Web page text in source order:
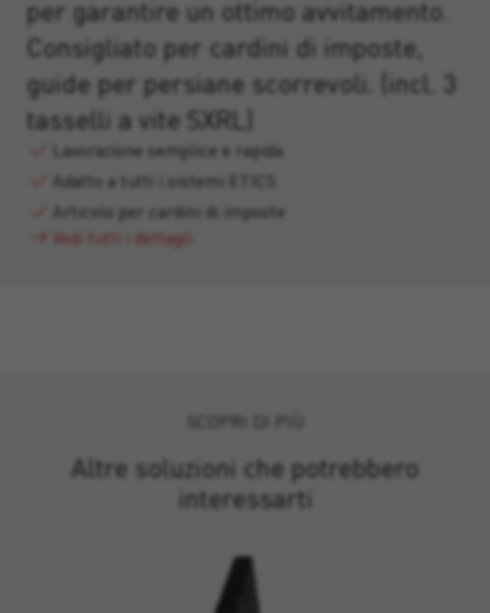
per garantire un ottimo avvitamento.
Consigliato per cardini di imposte,
guide per persiane scorrevoli. (incl. 3
tasselli a vite SXRL)
Lavorazione semplice e rapida
Adatto a tutti i sistemi ETICS
Articolo per cardini di imposte
Vedi tutti i dettagli
Altre soluzioni che potrebbero
interessarti